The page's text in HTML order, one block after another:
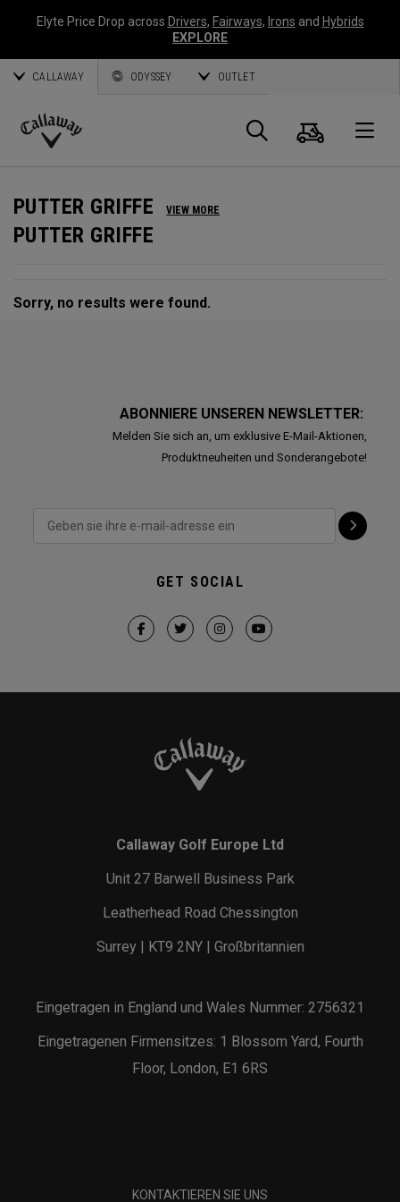
Elyte Price Drop across Drivers, Fairways, Irons and Hybrids
EXPLORE
CALLAWAY ODYSSEY OUTLET
Callaway
Suche
PUTTER GRIFFE VIEW MORE
PUTTER GRIFFE
Sorry, no results were found.
ABONNIERE UNSEREN NEWSLETTER:
Melden Sie sich an, um exklusive E-Mail-Aktionen,
Produktneuheiten und Sonderangebote!
GET SOCIAL
Callaway Golf Europe Ltd
Unit 27 Barwell Business Park
Leatherhead Road Chessington
Surrey | KT9 2NY | Großbritannien
Eingetragen in England und Wales Nummer: 2756321
Eingetragenen Firmensitzes: 1 Blossom Yard, Fourth
Floor, London, E1 6RS
KONTAKTIEREN SIE UNS